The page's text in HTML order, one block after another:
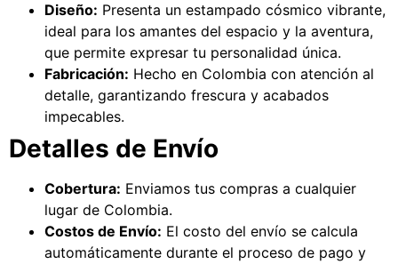
Diseño: Presenta un estampado cósmico vibrante,
ideal para los amantes del espacio y la aventura,
que permite expresar tu personalidad única.
Fabricación: Hecho en Colombia con atención al
detalle, garantizando frescura y acabados
impecables.
Detalles de Envío
Cobertura: Enviamos tus compras a cualquier
lugar de Colombia.
Costos de Envío: El costo del envío se calcula
automáticamente durante el proceso de pago y